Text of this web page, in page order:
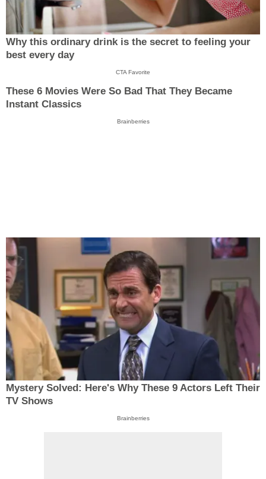
Why this ordinary drink is the secret to feeling your
best every day
CTA Favorite
These 6 Movies Were So Bad That They Became
Instant Classics
Brainberries
Mystery Solved: Here's Why These 9 Actors Left Their
TV Shows
Brainberries